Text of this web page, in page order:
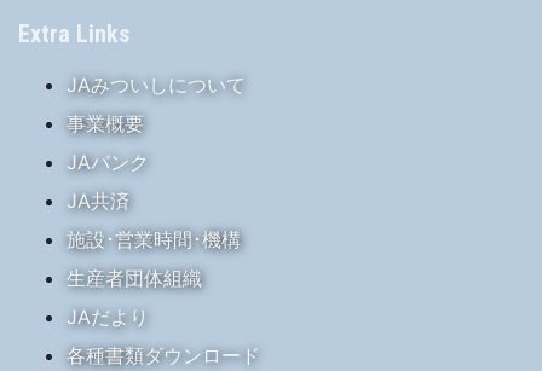
Extra Links
JAみついしについて
事業概要
JAバンク
JA共済
施設･営業時間･機構
生産者団体組織
JAだより
各種書類ダウンロード